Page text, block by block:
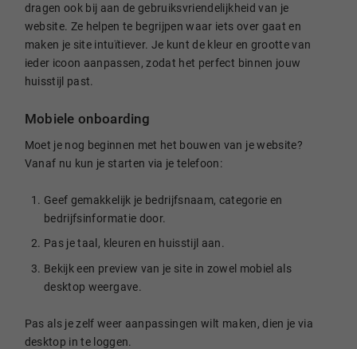
dragen ook bij aan de gebruiksvriendelijkheid van je
website. Ze helpen te begrijpen waar iets over gaat en
maken je site intuïtiever. Je kunt de kleur en grootte van
ieder icoon aanpassen, zodat het perfect binnen jouw
huisstijl past.
Mobiele onboarding
Moet je nog beginnen met het bouwen van je website?
Vanaf nu kun je starten via je telefoon:
Geef gemakkelijk je bedrijfsnaam, categorie en
bedrijfsinformatie door.
Pas je taal, kleuren en huisstijl aan.
Bekijk een preview van je site in zowel mobiel als
desktop weergave.
Pas als je zelf weer aanpassingen wilt maken, dien je via
desktop in te loggen.